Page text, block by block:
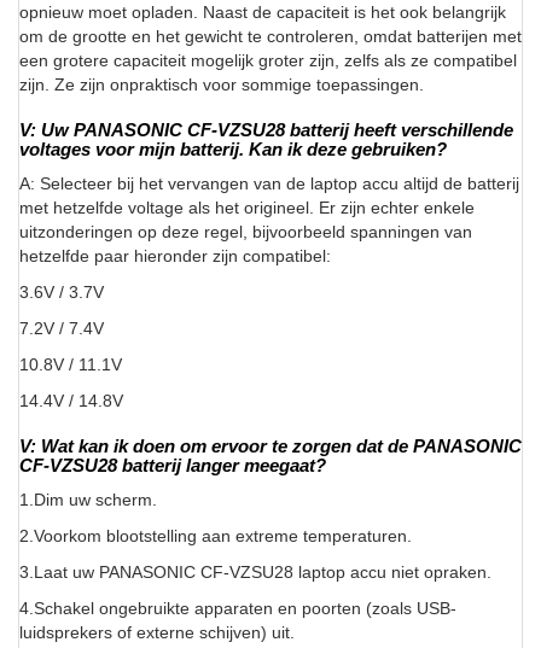
opnieuw moet opladen. Naast de capaciteit is het ook belangrijk
om de grootte en het gewicht te controleren, omdat batterijen met
een grotere capaciteit mogelijk groter zijn, zelfs als ze compatibel
zijn. Ze zijn onpraktisch voor sommige toepassingen.
V: Uw PANASONIC CF-VZSU28 batterij heeft verschillende
voltages voor mijn batterij. Kan ik deze gebruiken?
A: Selecteer bij het vervangen van de laptop accu altijd de batterij
met hetzelfde voltage als het origineel. Er zijn echter enkele
uitzonderingen op deze regel, bijvoorbeeld spanningen van
hetzelfde paar hieronder zijn compatibel:
3.6V / 3.7V
7.2V / 7.4V
10.8V / 11.1V
14.4V / 14.8V
V: Wat kan ik doen om ervoor te zorgen dat de PANASONIC
CF-VZSU28 batterij langer meegaat?
1.Dim uw scherm.
2.Voorkom blootstelling aan extreme temperaturen.
3.Laat uw PANASONIC CF-VZSU28 laptop accu niet opraken.
4.Schakel ongebruikte apparaten en poorten (zoals USB-
luidsprekers of externe schijven) uit.